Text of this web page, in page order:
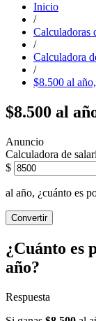
Inicio
/
Calculadoras
/
Calculadora
/
$8.500 al
$8.500 al
Calculadora de
$
al año, ¿cuánto es
Convertir
¿Cuánto es
año?
Respuesta